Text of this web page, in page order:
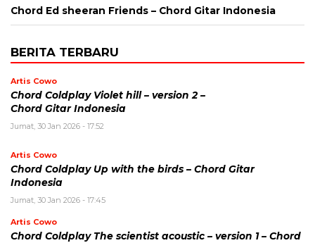
Chord Ed sheeran Friends – Chord Gitar Indonesia
BERITA TERBARU
Artis Cowo
Chord Coldplay Violet hill – version 2 –
Chord Gitar Indonesia
Jumat, 30 Jan 2026 - 17:52
Artis Cowo
Chord Coldplay Up with the birds – Chord Gitar
Indonesia
Jumat, 30 Jan 2026 - 17:45
Artis Cowo
Chord Coldplay The scientist acoustic – version 1 – Chord